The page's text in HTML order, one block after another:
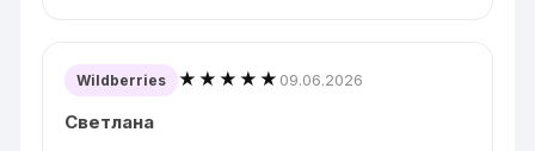
Wildberries ★★★★★ 09.06.2026
Светлана